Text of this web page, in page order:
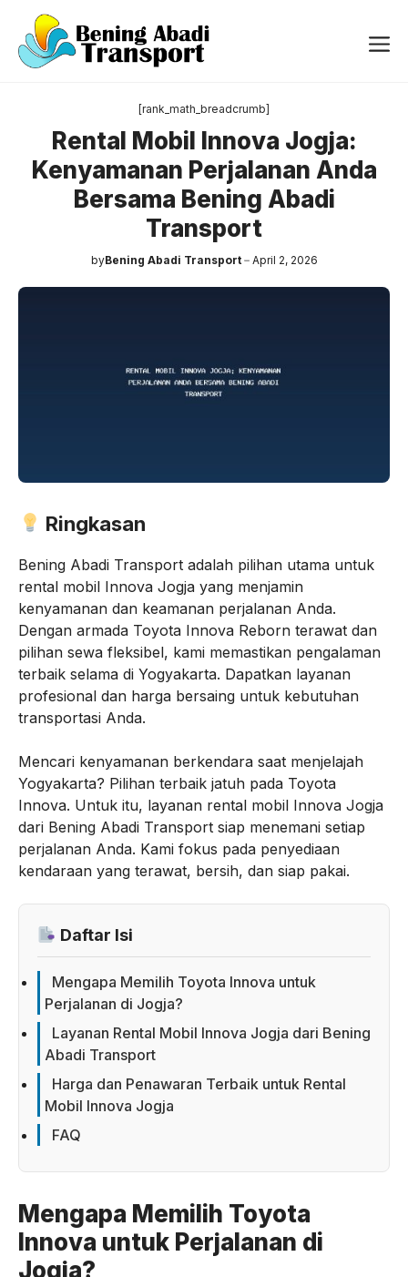
Langsung
[rank_math_breadcrumb]
Rental Mobil Innova Jogja:
Kenyamanan Perjalanan Anda
Bersama Bening Abadi
Transport
byBening Abadi Transport April 2, 2026
Ringkasan
Bening Abadi Transport adalah pilihan utama untuk
rental mobil Innova Jogja yang menjamin
kenyamanan dan keamanan perjalanan Anda.
Dengan armada Toyota Innova Reborn terawat dan
pilihan sewa fleksibel, kami memastikan pengalaman
terbaik selama di Yogyakarta. Dapatkan layanan
profesional dan harga bersaing untuk kebutuhan
transportasi Anda.
Mencari kenyamanan berkendara saat menjelajah
Yogyakarta? Pilihan terbaik jatuh pada Toyota
Innova. Untuk itu, layanan rental mobil Innova Jogja
dari Bening Abadi Transport siap menemani setiap
perjalanan Anda. Kami fokus pada penyediaan
kendaraan yang terawat, bersih, dan siap pakai.
Daftar Isi
Mengapa Memilih Toyota Innova untuk
Perjalanan di Jogja?
Layanan Rental Mobil Innova Jogja dari Bening
Abadi Transport
Harga dan Penawaran Terbaik untuk Rental
Mobil Innova Jogja
FAQ
Mengapa Memilih Toyota
Innova untuk Perjalanan di
Jogja?